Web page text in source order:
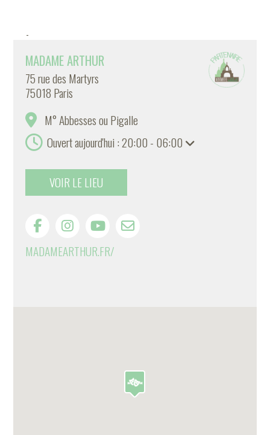
-
MADAME ARTHUR
75 rue des Martyrs
75018 Paris
M° Abbesses ou Pigalle
Ouvert aujourd'hui : 20:00 - 06:00
VOIR LE LIEU
MADAMEARTHUR.FR/